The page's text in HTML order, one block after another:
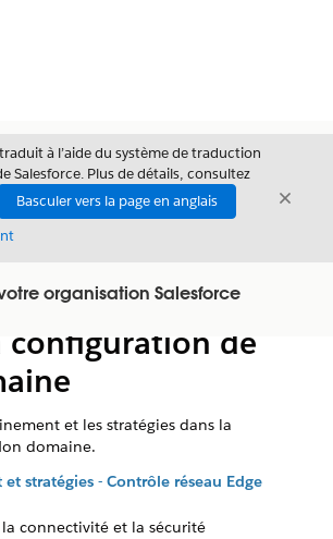
à l’aide du système de traduction
Salesforce. Plus de détails, consultez
Basculer vers la page en anglais
Fermer
organisation Salesforce
table des matières
configuration de
et les stratégies dans la
domaine.
stratégies - Contrôle réseau Edge
connectivité et la sécurité